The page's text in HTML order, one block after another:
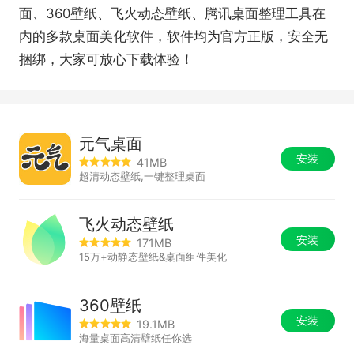
面、360壁纸、飞火动态壁纸、腾讯桌面整理工具在
内的多款桌面美化软件，软件均为官方正版，安全无
捆绑，大家可放心下载体验！
元气桌面
41MB
超清动态壁纸,一键整理桌面
安装
飞火动态壁纸
171MB
15万+动静态壁纸&桌面组件美化
安装
360壁纸
19.1MB
海量桌面高清壁纸任你选
安装